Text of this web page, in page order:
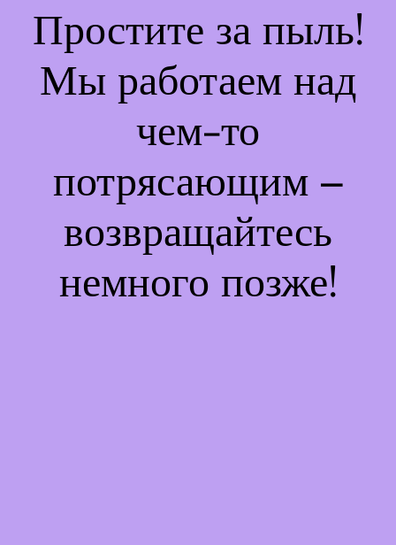
Простите за пыль!
Мы работаем над
чем-то
потрясающим –
возвращайтесь
немного позже!